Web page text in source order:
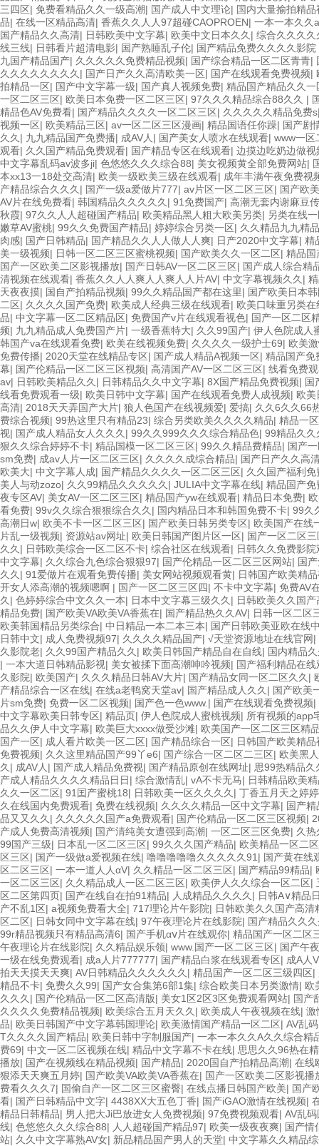
三四区| 免费看精品久久一级高潮| 国产成人中文理论| 国内大量揄拍精品
品| 在线一区精品高清| 香蕉久久人人97超碰CAOPROEN| 一本一本久久
国产精品久久高清| 日韩欧美中文字幕| 欧美中文日本久久 | 综合久久久久
线三线| 日韩看片超清电影| 国产熟睡乱子伦| 国产精品免费久久久久影院
九国产精品国产| 久久久久久免费精品视频| 国产综合精品一区二区青青|
久久久久久久久久 | 国产日产久久高清欧美一区| 国产在线观看免费视频|
拍精品一区| 国产中文字幕一级| 国产真人视频免费| 精品国产精品久久一
一区二区三区| 欧美日本免费一区二区三区| 97久久久精品综合88久久 |
精品色AV免费看| 国产精品久久久久一区二区三区| 久久久久久精品免费s
视频一区| 欧美精品三区| av一区二区三区漫画| 精品国语任你躁| 国产剧
久久 | 九九精品国产免费播| 成AV人 | 国产美女人喷水在线观看| www一区
观看| 久久国产精品免费观看| 国产精品专区在线观看| 边摸边吃奶边做视
中文字幕乱码av波多ji| 色悠悠久久久综合88| 美女视频黄全部免费网站|
本xx13一18处交高清| 欧美一级欧美三级在线观看| 成年丰满午夜免费视
产精品综合久久久 | 国产一级a爱做片777| av片区一区二区三区| 国产欧
AV片在线免费看| 韩国精品久久久久久 | 91免费国产| 高潮无套内谢麻豆传
秋霞| 97久久人人超碰国产精品| 欧美精品黑人粗大欧美另类| 另类在线
嫩草AV蜜桃| 99久久免费国产精品| 婷婷综合另类一区| 久久精品九九精品
肉感| 国产日韩精品| 国产精品久久人人做人人爽| 日产2020中文字幕| 精
美一级视频| 日韩一区二区三区蜜桃视频| 国产欧美久久一区二区| 精品国
国产一区欧美二区影视播放| 国产日韩AV一区二区三区| 国产成人综合精
清视频在线观看| 香蕉久久人人爽人人爽人人片AV| 中文字幕视频久久 |
天夜夜摸| 国自产拍精品视频| 99久久精品国产都在这里| 国产欧美日本
二区| 久久久久国产免费| 欧美成人经典三级在线观看| 欧美口味重另类在
品| 中文字幕一区二区精品区| 免费国产v片在线观看视色| 国产一区二区
频| 九九精品成人免费国产片| 一级香蕉特大| 久久99国产| 伊人色院成人
韩国产va在线观看免费| 欧美在线视频免费| 久久久久一级护士69| 欧美
免费传播| 2020天堂在线精品专区| 国产成人精品A视频一区| 精品国产免
幕| 国产伦精品一区二区三区视频| 高清国产AV一区二区三区| 线看免费
av| 日韩欧美精品久久 | 日韩精品久久中文字幕| 8X国产精品免费视频| 国
线看免费观看一级| 欧美日韩中文字幕| 国产在线观看免费人成视频| 欧美
高清| 2018天天弄国产大片| 狼人色国产在线视频爱| 爱搞| 久久6久久66
费综合视频| 99热这里只有精品23| 综合另类欧美久久久久精品| 精品一
视| 国产成人精品女人久久久 | 99久久999久久久综合精品色| 99精品久久
狠久久综合婷婷不卡| 精品国模一区二区三区| 99久久精品费精品| 国产
sm免费| 成av人片一区二区三区| 久久久久成综合精品| 国产日产久久高
欧美大| 中文字幕人成| 国产精品久久久久一区二区三区| 久久国产福利免
美人与动zozo| 久久99精品久久久久久 | JULIA中文字幕在线| 精品国产免
夜专区AV| 美女AV一区二区三区| 精品国产yw在线观看| 精品日本免费|
看免费| 99v久久综合狠狠综合久久 | 国内精品日本和韩国免费不卡| 99久
高潮日w| 欧美不卡一区二区三区| 国产欧美日韩另类专区| 欧美国产在线
片乱一级视频| 资源站av网址| 欧美日韩国产图片区一区| 国产一区二区
久久 | 日韩欧美综合一区二区不卡| 综合社区在线观看| 日韩久久免费影院
中文字幕| 久久综合九色综合狠狠97| 国产伦精品一区二区三区网站| 国
久久 | 91爱做片在观看免费传播| 美女网站视频观看黄| 日韩国产欧美精
开女人添高潮的视频嗯啊 | 国产一区二区三区四| 不卡中文字幕| 免费AV
久 | 色婷婷综合中文久久一本| 日本中文字幕三级久久 | 日韩欧美久久国
精品免费| 国产欧美VA欧美VA香蕉在| 国产精品热久久AV| 日韩一区二区
欧美韩国精品另类综合| 中日精品一本二本三本| 国产日韩欧美亚欧在线
日韩中文| 成人免费视频97| 久久久久精品国产| √天堂资源地址在线官网|
久影院老| 久久99国产精品久久 | 欧美日韩国产精品自在自线| 国内精品
| 一本大道日韩精品影视| 美女被揉下面高潮呻吟视频| 国产福利精品在线
久影院| 欧美国产| 久久久精品日韩AV大片| 国产精品女同一区二区久久 |
产精品综合一区在线| 在线a老鸭窝天堂av| 国产精品成人久久 | 国产欧美
片sm免费| 免费一区二区视频| 国产色一色www. | 国产在线观看免费视频|
中文字幕欧美日韩专区| 精品页| 伊人色院成人蜜桃视频| 所有视频的app
品久久伊人中文字幕| 欧美巨大xxxx做受沙滩| 欧美国产一区二区三区精
国产一区| 成人看片欧美一区二区| 国产精品综合一区| 日韩国产欧美精品
免费视频| 久久这里精品国产99丫e6| 国产综合一区二区二三区| 欧美黑
久 | 成AV人 | 国产成人精品免费视| 国产精品原创在线网址| 思99热精品久
产成人精品久久久久精品日日| 综合激情乱| vA不卡无马| 日韩精品欧美
久久一区二区| 91囯产蜜桃18| 日韩欧美一区久久久久 | 丁香五月天之婷
久在线国内免费观看| 免费在线视频| 久久久久精品一区中文字幕| 国产
品又又久久 | 久久久久久国产a免费观看| 国产伦精品一区二区三区视频|
产成人免费高清视频| 国产清纯美女遭强到高潮| 一区二区三区免费| 久热
99国产三级| 日本乱一区二区三区| 99久久久国产精品| 欧美精品一区二
区三区| 国产一级做a爱视频在线| 噜噜噜噜噜久久久久久91 | 国产黄在线
区二区三区| 一本一道人人αV| 久久精品一区二区三区| 国产精品99精品|
一区二区三区| 久久精品成人一区二区三区| 欧美伊人久久综合一区二区|
区二区第四页| 国产在线自在拍91精品| 人成精品久久久久 | 日韩A∨精品
产不乱1区| a视频免费看大全| 717理论片午影院| 日韩欧美久久国产高清
区二区| 日韩女同中文字幕在线| 97午夜理论片在线影院| 国产精品久久
99r精品视频只有精品高清6| 国产手机αⅴ片在线观你| 精品国产一区二区
午夜理论片在线影院| 久久精品娱乐领| www.国产一区二区三区| 国产午
一级在线免费观看| 成a人片777777| 国产精品白浆在线观看专区| 成A人
拍天天摸天天爽| AV日韩精品久久久久久久 | 精品国产一区二区三级四区|
精品不卡| 免费久久99| 国产女合集第6部1集| 综合欧美日本另类激情| 欧
久久久 | 国产伦精品一区二区高清版| 美女1区2区3区免费观看网站| 国产
久久久久免费精品视频| 欧美综合五月天久久 | 欧美成人午夜视频在线| 激
品| 欧美日韩国产中文字幕韩国理论| 欧美激情国产精品一区二区| AV乱
T久久久久国产精品| 欧美日韩中字制服国产| 一本一本久久A久久综合精
费69| 中文一区二区视频在线| 精品中文字幕不卡在线| 思思久久96热在
播放| 国产在视频线在精品视频| 国产精品| 2020国自产拍精品高潮| 在线
狠添天天爽五月婷| 国产欧美VA欧美VA香蕉在| 国产一区欧美二区影视播
费看久久久7| 国偷自产一区二区三区蜜臀| 在线点播日韩国产欧美| 国产
看| 国产日韩精品中文字| 4438XX大五色丁香| 国产iGAO激情在线视频|
精品日韩精品| 男人把大Ji巴放进女人免费视频| 97免费视频观看| AV乱
线| 色悠悠久久久综合88| 人人超碰国产精品97| 欧美一级夜夜爽| 国产情
站| 久久中文字幕熟AV女| 新品精品国产男人的天堂| 中文字幕久久精品